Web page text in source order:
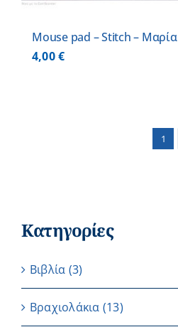
Mouse pad – Stitch – Μαρία
4,00€
1
Κατηγορίες
Βιβλία (3)
Βραχιολάκια (13)